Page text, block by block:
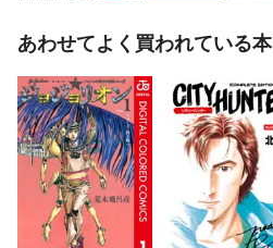
あわせてよく買われている本